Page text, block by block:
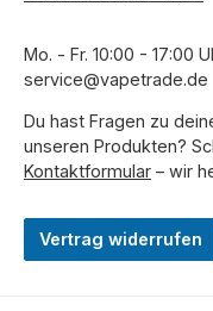
Mo. - Fr. 10:00 - 17:00
service@vapetrade.de
Du hast Fragen zu
unseren Produkten?
Kontaktformular – wir
Vertrag widerrufen